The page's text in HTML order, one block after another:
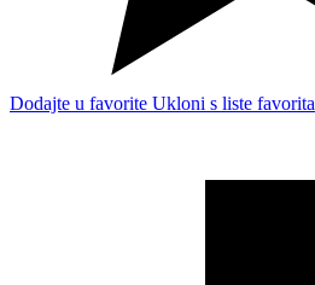
Dodajte u favorite Ukloni s liste favorita